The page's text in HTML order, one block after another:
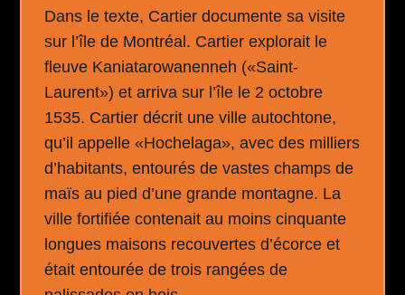
Dans le texte, Cartier documente sa visite
sur l’île de Montréal. Cartier explorait le
fleuve Kaniatarowanenneh («Saint-
Laurent») et arriva sur l’île le 2 octobre
1535. Cartier décrit une ville autochtone,
qu’il appelle «Hochelaga», avec des milliers
d’habitants, entourés de vastes champs de
maïs au pied d’une grande montagne. La
ville fortifiée contenait au moins cinquante
longues maisons recouvertes d’écorce et
était entourée de trois rangées de